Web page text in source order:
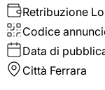
Retribuzione
Codice
Data di
Città Ferrara